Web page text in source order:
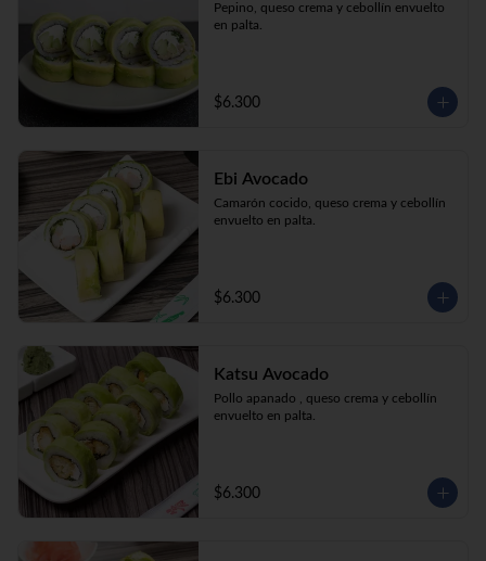
Pepino, queso crema y cebollín envuelto
en palta.
$6.300
Ebi Avocado
Camarón cocido, queso crema y cebollín
envuelto en palta.
$6.300
Katsu Avocado
Pollo apanado , queso crema y cebollín
envuelto en palta.
$6.300